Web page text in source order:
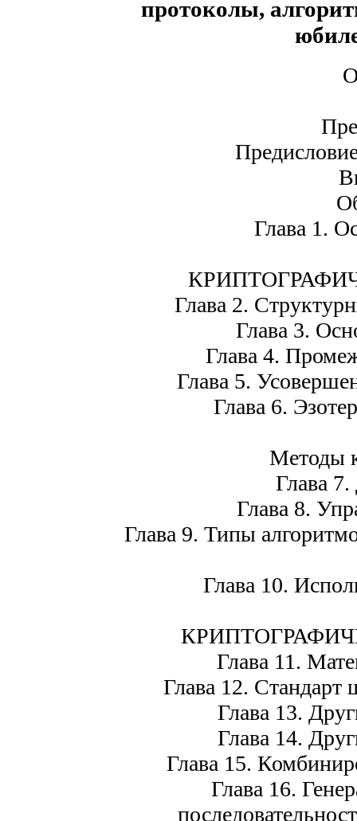
протоколы,
Глава 1.
Глава 2.
Глава 3.
Глава 4.
Глава 5.
Глава 6.
Методы
Глава
Глава 8.
Глава 9. Типы
Глава 10.
Глава 11.
Глава 12.
Глава 13.
Глава 14.
Глава 15.
Глава 16.